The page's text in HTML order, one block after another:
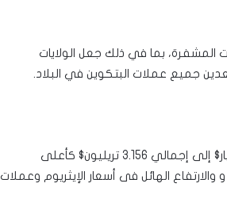
المشفرة، بما في ذلك جعل الولايات
جميع عملات البتكوين في البلاد.
ارتفعت القيمة السوقية للعملات الرقمية يوم الثلاثاء بحوالي 75 مليار$ إلى إجمالي 3.156 تريليون$ كأعلى
الهائل فى أسعار الإيثريوم وعملات